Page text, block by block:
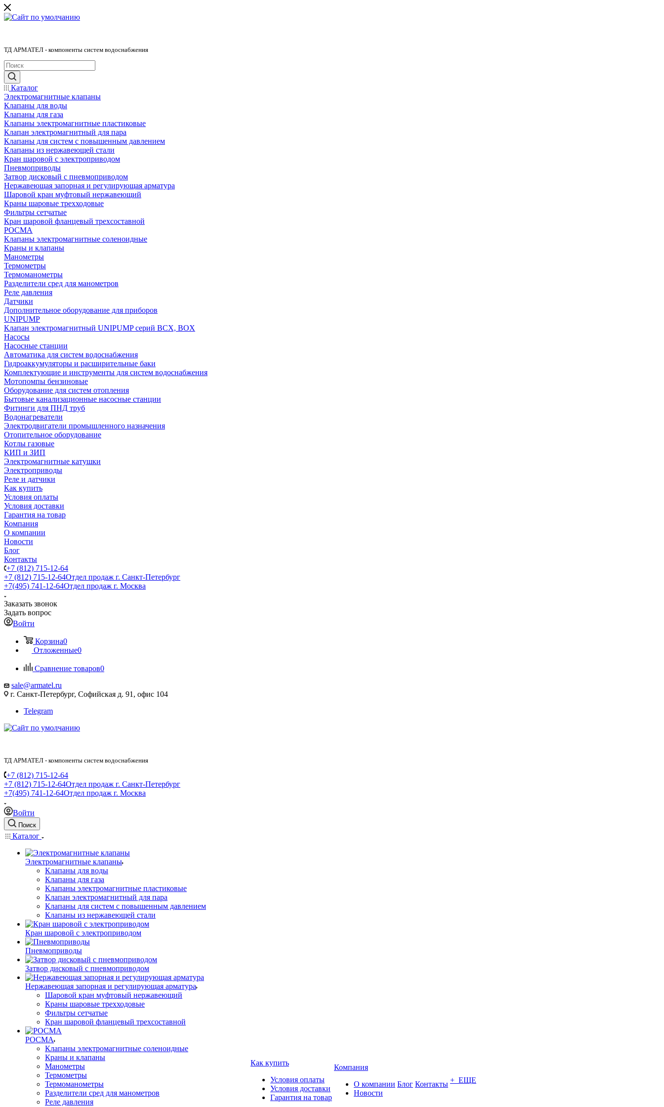
ТД АРМАТЕЛ - компоненты систем водоснабжения
Каталог
Электромагнитные клапаны
Клапаны для воды
Клапаны для газа
Клапаны электромагнитные пластиковые
Клапан электромагнитный для пара
Клапаны для систем с повышенным давлением
Клапаны из нержавеющей стали
Кран шаровой с электроприводом
Пневмоприводы
Затвор дисковый с пневмоприводом
Нержавеющая запорная и регулирующая арматура
Шаровой кран муфтовый нержавеющий
Краны шаровые трехходовые
Фильтры сетчатые
Кран шаровой фланцевый трехсоставной
РОСМА
Клапаны электромагнитные соленоидные
Краны и клапаны
Манометры
Термометры
Термоманометры
Разделители сред для манометров
Реле давления
Датчики
Дополнительное оборудование для приборов
UNIPUMP
Клапан электромагнитный UNIPUMP серий BCX, BOX
Насосы
Насосные станции
Автоматика для систем водоснабжения
Гидроаккумуляторы и расширительные баки
Комплектующие и инструменты для систем водоснабжения
Мотопомпы бензиновые
Оборудование для систем отопления
Бытовые канализационные насосные станции
Фитинги для ПНД труб
Водонагреватели
Электродвигатели промышленного назначения
Отопительное оборудование
Котлы газовые
КИП и ЗИП
Электромагнитные катушки
Электроприводы
Реле и датчики
Как купить
Условия оплаты
Условия доставки
Гарантия на товар
Компания
О компании
Новости
Блог
Контакты
+7 (812) 715-12-64
+7 (812) 715-12-64Отдел продаж г. Санкт-Петербург
+7(495) 741-12-64Отдел продаж г. Москва
Заказать звонок
Задать вопрос
Войти
Корзина0
Отложенные0
Сравнение товаров0
sale@armatel.ru
г. Санкт-Петербург, Софийская д. 91, офис 104
Telegram
ТД АРМАТЕЛ - компоненты систем водоснабжения
+7 (812) 715-12-64
+7 (812) 715-12-64Отдел продаж г. Санкт-Петербург
+7(495) 741-12-64Отдел продаж г. Москва
Войти
Поиск
Каталог
Электромагнитные клапаны
Клапаны для воды
Клапаны для газа
Клапаны электромагнитные пластиковые
Клапан электромагнитный для пара
Клапаны для систем с повышенным давлением
Клапаны из нержавеющей стали
Кран шаровой с электроприводом
Пневмоприводы
Затвор дисковый с пневмоприводом
Нержавеющая запорная и регулирующая арматура
Шаровой кран муфтовый нержавеющий
Краны шаровые трехходовые
Фильтры сетчатые
Кран шаровой фланцевый трехсоставной
РОСМА
Клапаны электромагнитные соленоидные
Краны и клапаны
Манометры
Термометры
Термоманометры
Разделители сред для манометров
Реле давления
Как купить
Условия оплаты
Условия доставки
Гарантия на товар
Компания
О компании
Новости
Блог Контакты + ЕЩЕ